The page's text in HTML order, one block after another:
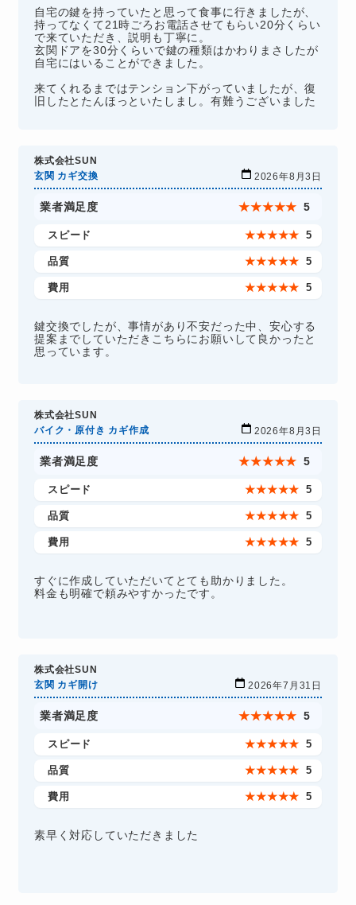
自宅の鍵を持っていたと思って食事に行きましたが、
持ってなくて21時ごろお電話させてもらい20分くらい
で来ていただき、説明も丁寧に。
玄関ドアを30分くらいで鍵の種類はかわりまさしたが
自宅にはいることができました。
来てくれるまではテンション下がっていましたが、復
旧したとたんほっといたしまし。有難うございました
株式会社SUN
玄関 カギ交換
2026年8月3日
業者満足度 ★★★★★ 5
スピード ★★★★★ 5
品質 ★★★★★ 5
費用 ★★★★★ 5
鍵交換でしたが、事情があり不安だった中、安心する
提案までしていただきこちらにお願いして良かったと
思っています。
株式会社SUN
バイク・原付き カギ作成
2026年8月3日
業者満足度 ★★★★★ 5
スピード ★★★★★ 5
品質 ★★★★★ 5
費用 ★★★★★ 5
すぐに作成していただいてとても助かりました。
料金も明確で頼みやすかったです。
株式会社SUN
玄関 カギ開け
2026年7月31日
業者満足度 ★★★★★ 5
スピード ★★★★★ 5
品質 ★★★★★ 5
費用 ★★★★★ 5
素早く対応していただきました